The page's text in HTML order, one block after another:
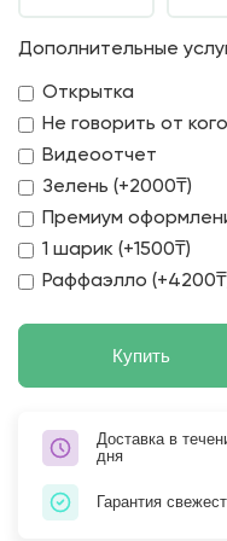
Дополнительные
Открытка
Не говорить от
Видеоотчет
Зелень (+2000₸)
Премиум
1 шарик (+1500₸)
Раффаэлло
Купить
Доставка в
дня
Гарантия